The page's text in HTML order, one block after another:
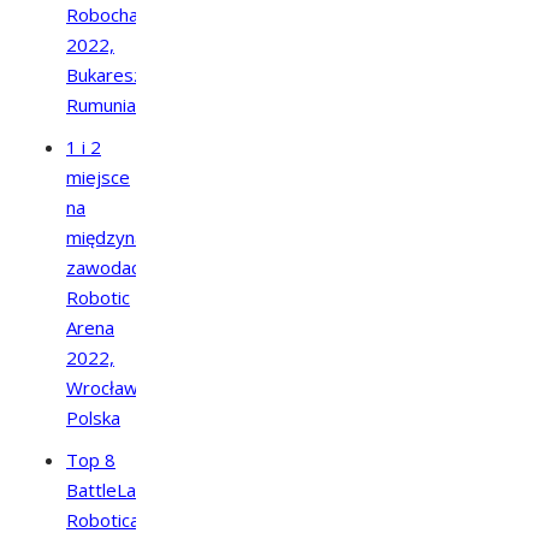
Robochallenge
2022,
Bukareszt,
Rumunia
1 i 2
miejsce
na
międzynarodowych
zawodach
Robotic
Arena
2022,
Wrocław,
Polska
Top 8
BattleLab
Robotica